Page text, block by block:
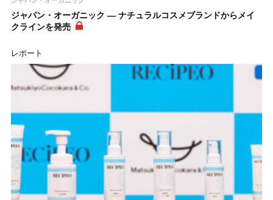
ジャパン・オーガニック ― ナチュラルコスメブランドからメイ
クラインを発売
レポート